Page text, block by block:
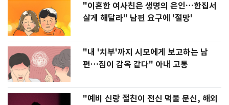
"이혼한 여사친은 생명의 은인…한집서
살게 해달라" 남편 요구에 '절망'
"내 '치부'까지 시모에게 보고하는 남
편…집이 감옥 같다" 아내 고통
"예비 신랑 절친이 전신 먹물 문신, 해외